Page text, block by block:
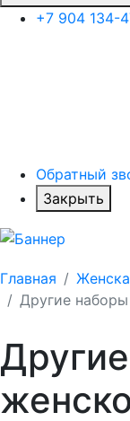
+7 904 134-
Обратный
Закрыть
Главная
Другие